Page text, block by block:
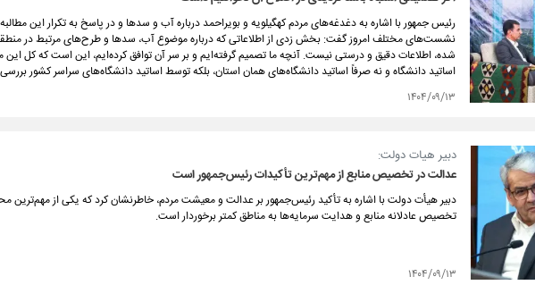
رئیس جمهور با اشاره به دغدغه‌های مردم کهگیلویه و بویراحمد درباره آب و سدها و در پاسخ به تکرار این
نشست‌های مختلف امروز گفت: بخش زدی از اطلاعاتی که درباره موضوع آب، سدها و طرح‌های مرتبط در
شده، اطلاعات دقیق و درستی نیست. آنچه ما تصمیم گرفته‌ایم و بر سر آن توافق کرده‌ایم، این است که کل
اساتید دانشگاه و نه صرفاً اساتید دانشگاه‌های همان استان، بلکه توسط اساتید دانشگاه‌های سراسر کشور
۱۴۰۴/۰۹/۱۳
دبیر هیات دولت:
عدالت در تخصیص منابع از مهم‌ترین تأکیدات رئیس‌جمهور است
دبیر هیأت دولت با اشاره به تأکید رئیس‌جمهور بر عدالت و معیشت مردم، خاطرنشان کرد که یکی از مهم‌ترین
تخصیص عادلانه منابع و هدایت سرمایه‌ها به مناطق کمتر برخوردار است.
۱۴۰۴/۰۹/۱۳